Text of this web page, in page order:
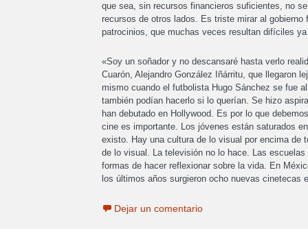
que sea, sin recursos financieros suficientes, no
recursos de otros lados. Es triste mirar al
patrocinios, que muchas veces resultan difíciles
«Soy un soñador y no descansaré hasta verlo
Cuarón, Alejandro González Iñárritu, que llegaron
mismo cuando el futbolista Hugo Sánchez se fue
también podían hacerlo si lo querían. Se hizo
han debutado en Hollywood. Es por lo que
cine es importante. Los jóvenes están saturados
existo. Hay una cultura de lo visual por encima de
de lo visual. La televisión no lo hace. Las
formas de hacer reflexionar sobre la vida. En
los últimos años surgieron ocho nuevas
Dejar un comentario